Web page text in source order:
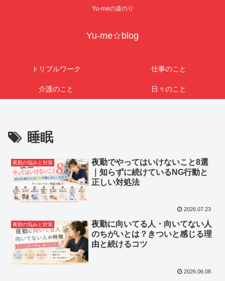
Yu-meの道のり
Yu-me☆blog
トリプルワーク 仕事のこと
介護のこと 日々のこと
睡眠
夜勤の悩みと対策
夜勤でやってはいけないこと8選
｜知らずに続けているNG行動と
正しい対処法
2026.07.23
夜勤の悩みと対策
夜勤に向いてる人・向いてない人
のちがいとは？きついと感じる理
由と続けるコツ
2026.06.08